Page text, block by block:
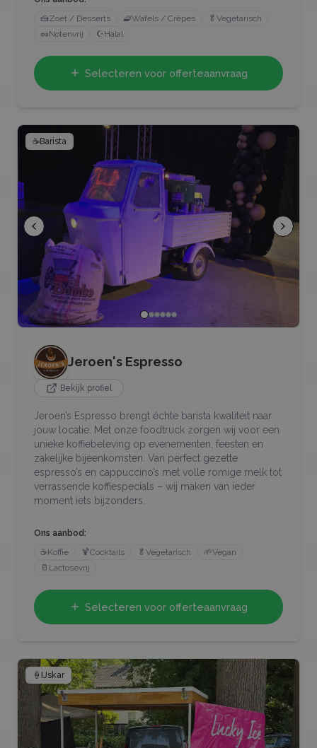
🍰Zoet / Desserts 🧇Wafels / Crêpes 🥬 Vegetarisch
🥜Notenvrij ☪️ Halal
Selecteren voor offerteaanvraag
☕Barista
Jeroen's Espresso
Bekijk profiel
Jeroen’s Espresso brengt échte barista kwaliteit naar
jouw locatie. Met onze foodtruck zorgen wij voor een
unieke koffiebeleving op evenementen, feesten en
zakelijke bijeenkomsten. Van perfect gezette
espresso’s en cappuccino’s met volle romige melk tot
verrassende koffiespecials – wij maken van ieder
moment iets bijzonders.
Ons aanbod:
☕Koffie 🍹Cocktails 🥬 Vegetarisch 🌱Vegan
🥛 Lactosevrij
Selecteren voor offerteaanvraag
🍦 IJskar